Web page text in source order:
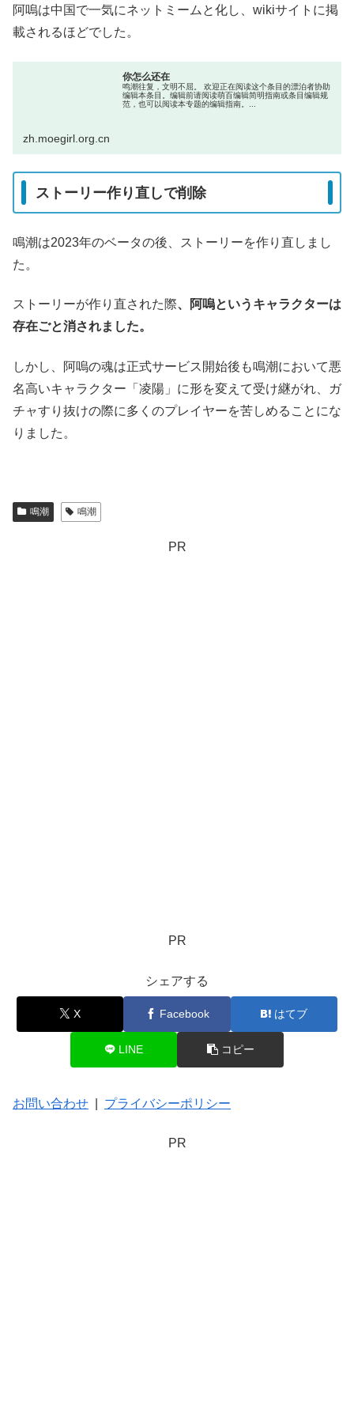
阿嗚は中国で一気にネットミームと化し、wikiサイトに掲
載されるほどでした。
你怎么还在
鸣潮往复，文明不屈。 欢迎正在阅读这个条目的漂泊者协助
编辑本条目。编辑前请阅读萌百编辑简明指南或条目编辑规
范，也可以阅读本专题的编辑指南。...
zh.moegirl.org.cn
ストーリー作り直しで削除
鳴潮は2023年のベータの後、ストーリーを作り直しまし
た。
ストーリーが作り直された際、阿嗚というキャラクターは
存在ごと消されました。
しかし、阿嗚の魂は正式サービス開始後も鳴潮において悪
名高いキャラクター「凌陽」に形を変えて受け継がれ、ガ
チャすり抜けの際に多くのプレイヤーを苦しめることにな
りました。
鳴潮 鳴潮
PR
PR
シェアする
X Facebook はてブ
LINE コピー
お問い合わせ プライバシーポリシー
PR